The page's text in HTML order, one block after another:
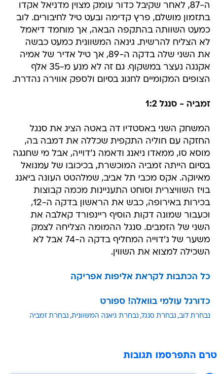
ה-87, לאחר שקיבל כדור עומק מצוין מדניאל אקדו
בתזמון מושלם, פרץ קדימה ובעט טיל לחיבורים. לוב
כמעט השוותה בהתקפה הבאה, אך מוחמד דיאמל
לא הצליח להרשית. גינאה המשוונית כמעט כבשה
את השני שלה בדקה ה-89, אך טיל אדיר של אמיה
אקנגה נעצר במשקוף. גם זה לא מנע מ-35 אלף
הצופים המקומיים לחגוג בסיום ולספק אווירה נהדרת.
זמביה - סנגל 1:2
המשחק השני באסטדיו דה באטה הציג את סנגל
החזקה עם חוליה התקפית שכללה את דמבה בה,
מוסא סו, ממאדו ניאנג ודאמה נ'דוייה, אבל מי שחגגה
בסיום הייתה זמביה המוכשרת, בכיכובו של עמנואל
מאיוקה. אקס מכבי תל אביב, שמלהטט העונה ביאנג
בויז השוויצרית וסוחט התעניינות מכמה קבוצות
בכירות באירופה, כבש את הראשון בדקה ה-12,
וכעבור שמונה דקות הוסיף ריינפורד קאלבה את
השני של הזמבים. סנגל ההמומה הצליחה לצמק
משער של נ'דוייה המחליף בדקה ה-74 אבל לא
השכילה למצוא את השווין.
כל הכתבות לקראת אליפות אפריקה
כדורגל עולמי בוואלה! ספורט
נבחרת לוב נבחרת סנגל נבחרת גיאנה המשוונית נבחרת זמביה
טרם התפרסמו תגובות